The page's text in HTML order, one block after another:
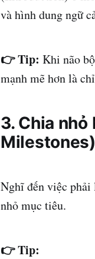
và hình dung ngữ
👉 Tip: Khi não
mạnh mẽ hơn là
3. Chia
Milestones)
Nghĩ đến việc phải
nhỏ mục tiêu.
👉 Tip: